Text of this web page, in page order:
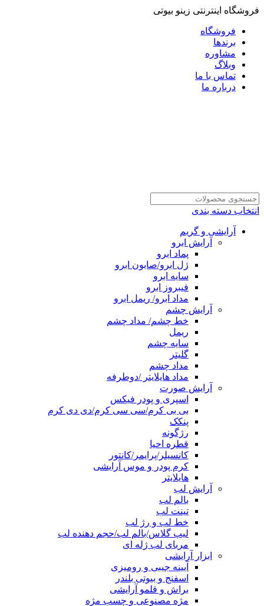
فروشگاه اینترنتی زینو بیوتی
فروشگاه
برندها
مشاوره
وبلاگ
تماس با ما
درباره ما
انتخاب دسته بندی
آرایشی و گریم
آرایش ابرو
پماد ابرو
ژل ابرو/صابون ابرو
سایه ابرو
فیبروز ابرو
مداد ابرو/ ریمل ابرو
آرایش چشم
خط چشم/ مداد چشم
ریمل
سایه چشم
گلیتر
مداد چشم
مداد هایلایتر /دوطرفه
آرایش صورت
اسپری و پودر فیکس
بی بی کرم/سی سی کرم/دی دی کرم
پنکک
رژگونه
قطره احیا
کانسیلر/پرایمر/کانتور
کرم پودر و موس آرایشی
هایلایتر
آرایش لب
بالم لب
تینت لب
خط لب و رژ لب
لیپ گلاس/بالم لب/حجم دهنده لب
مربای لب ژله ای
ابزار آرایشی
آیینه جیبی و رومیزی
اسفنج و بیوتی بلندر
براش و قلمو آرایشی
مژه مصنوعی و چسب مژه